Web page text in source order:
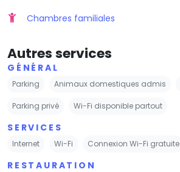
Chambres familiales
Autres services
GÉNÉRAL
Parking Animaux domestiques admis
Parking privé Wi-Fi disponible partout
SERVICES
Internet Wi-Fi Connexion Wi-Fi gratuite
RESTAURATION